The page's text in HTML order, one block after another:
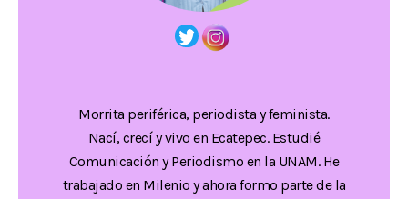
Morrita periférica, periodista y feminista.
Nací, crecí y vivo en Ecatepec. Estudié
Comunicación y Periodismo en la UNAM. He
trabajado en Milenio y ahora formo parte de la